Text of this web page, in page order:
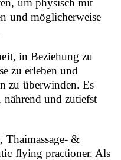
um physisch mit
und möglicherweise
in Beziehung zu
zu erleben und
zu überwinden. Es
nährend und zutiefst
Thaimassage- &
flying practioner. Als